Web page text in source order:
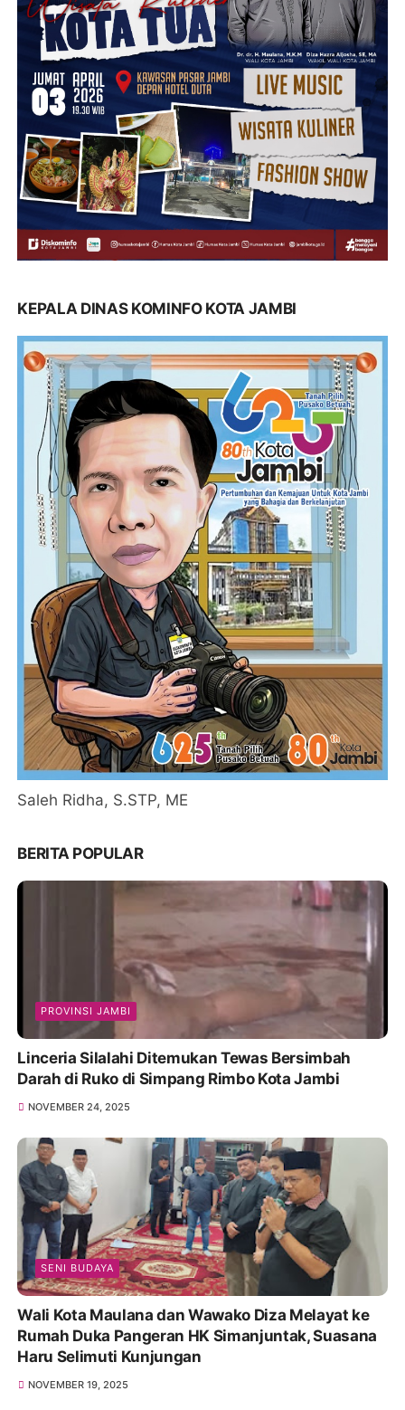
KEPALA DINAS KOMINFO KOTA JAMBI
Saleh Ridha, S.STP, ME
BERITA POPULAR
PROVINSI JAMBI
Linceria Silalahi Ditemukan Tewas Bersimbah
Darah di Ruko di Simpang Rimbo Kota Jambi
NOVEMBER 24, 2025
SENI BUDAYA
Wali Kota Maulana dan Wawako Diza Melayat ke
Rumah Duka Pangeran HK Simanjuntak, Suasana
Haru Selimuti Kunjungan
NOVEMBER 19, 2025